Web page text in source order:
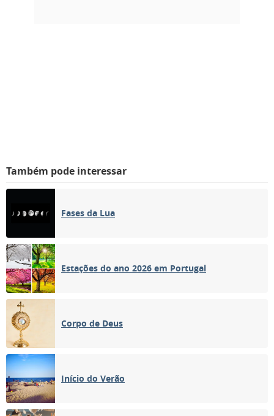
Também pode interessar
Fases da Lua
Estações do ano 2026 em Portugal
Corpo de Deus
Início do Verão